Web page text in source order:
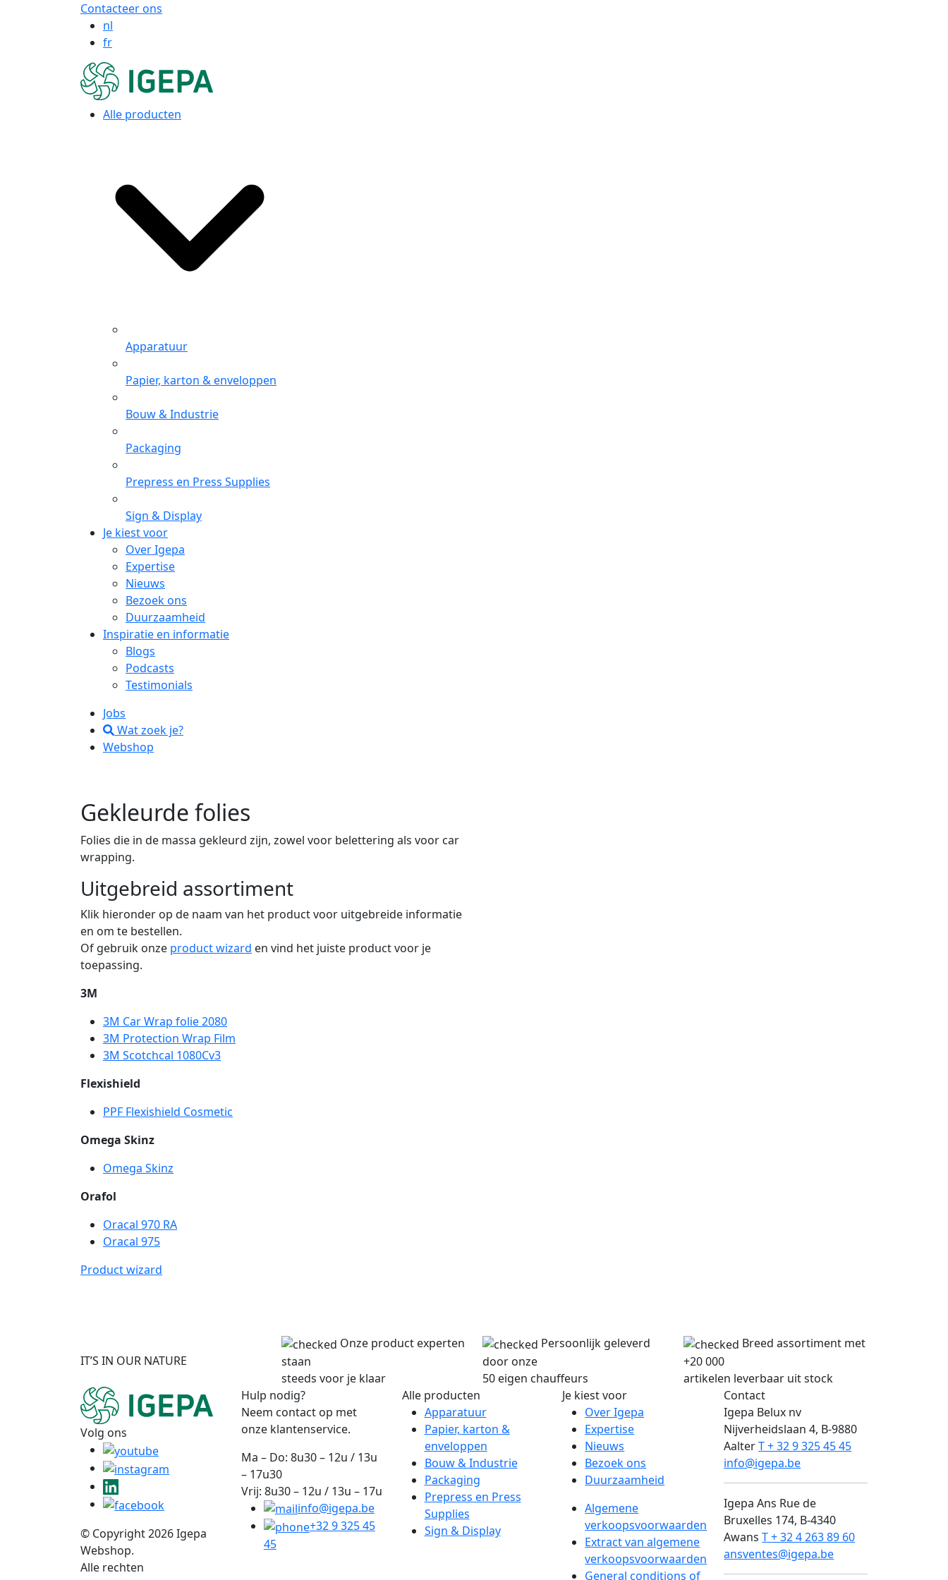
Contacteer ons
nl
fr
Alle producten
Apparatuur
Papier, karton & enveloppen
Bouw & Industrie
Packaging
Prepress en Press Supplies
Sign & Display
Je kiest voor
Over Igepa
Expertise
Nieuws
Bezoek ons
Duurzaamheid
Inspiratie en informatie
Blogs
Podcasts
Testimonials
Jobs
Wat zoek je?
Webshop
Gekleurde folies
Folies die in de massa gekleurd zijn, zowel voor belettering als voor car
wrapping.
Uitgebreid assortiment
Klik hieronder op de naam van het product voor uitgebreide informatie
en om te bestellen.
Of gebruik onze product wizard en vind het juiste product voor je
toepassing.
3M
3M Car Wrap folie 2080
3M Protection Wrap Film
3M Scotchcal 1080Cv3
Flexishield
PPF Flexishield Cosmetic
Omega Skinz
Omega Skinz
Orafol
Oracal 970 RA
Oracal 975
Product wizard
IT’S IN OUR NATURE
Onze product experten
staan
steeds voor je klaar
Persoonlijk geleverd
door onze
50 eigen chauffeurs
Breed assortiment met
+20 000
artikelen leverbaar uit stock
Volg ons
© Copyright 2026 Igepa
Webshop.
Alle rechten
Hulp nodig?
Neem contact op met
onze klantenservice.
Ma – Do: 8u30 – 12u / 13u
– 17u30
Vrij: 8u30 – 12u / 13u – 17u
info@igepa.be
+32 9 325 45
45
Alle producten
Apparatuur
Papier, karton &
enveloppen
Bouw & Industrie
Packaging
Prepress en Press
Supplies
Sign & Display
Je kiest voor
Over Igepa
Expertise
Nieuws
Bezoek ons
Duurzaamheid
Algemene
verkoopsvoorwaarden
Extract van algemene
verkoopsvoorwaarden
General conditions of
Contact
Igepa Belux nv
Nijverheidslaan 4, B-9880
AalterT + 32 9 325 45 45
info@igepa.be
Igepa Ans Rue de
Bruxelles 174, B-4340
Awans T + 32 4 263 89 60
ansventes@igepa.be